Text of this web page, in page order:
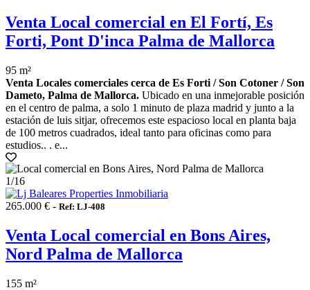
Venta Local comercial en El Fortí, Es
Forti, Pont D'inca Palma de Mallorca
95 m²
Venta Locales comerciales cerca de Es Forti / Son Cotoner / Son
Dameto, Palma de Mallorca. Ubicado en una inmejorable posición
en el centro de palma, a solo 1 minuto de plaza madrid y junto a la
estación de luis sitjar, ofrecemos este espacioso local en planta baja
de 100 metros cuadrados, ideal tanto para oficinas como para
estudios.. . e...
1/16
265.000 € - Ref: LJ-408
Venta Local comercial en Bons Aires,
Nord Palma de Mallorca
155 m²